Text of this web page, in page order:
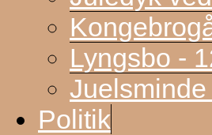
Lyngsbo -
Politik